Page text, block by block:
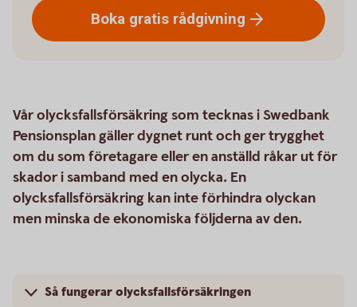
Boka gratis rådgivning
Vår olycksfallsförsäkring som tecknas i Swedbank
Pensionsplan gäller dygnet runt och ger trygghet
om du som företagare eller en anställd råkar ut för
skador i samband med en olycka. En
olycksfallsförsäkring kan inte förhindra olyckan
men minska de ekonomiska följderna av den.
Så fungerar olycksfallsförsäkringen